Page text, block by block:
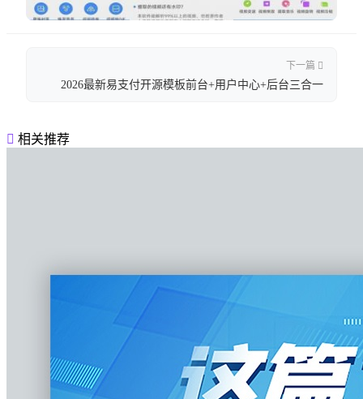
下一篇
2026最新易支付开源模板前台+用户中心+后台三合一
相关推荐